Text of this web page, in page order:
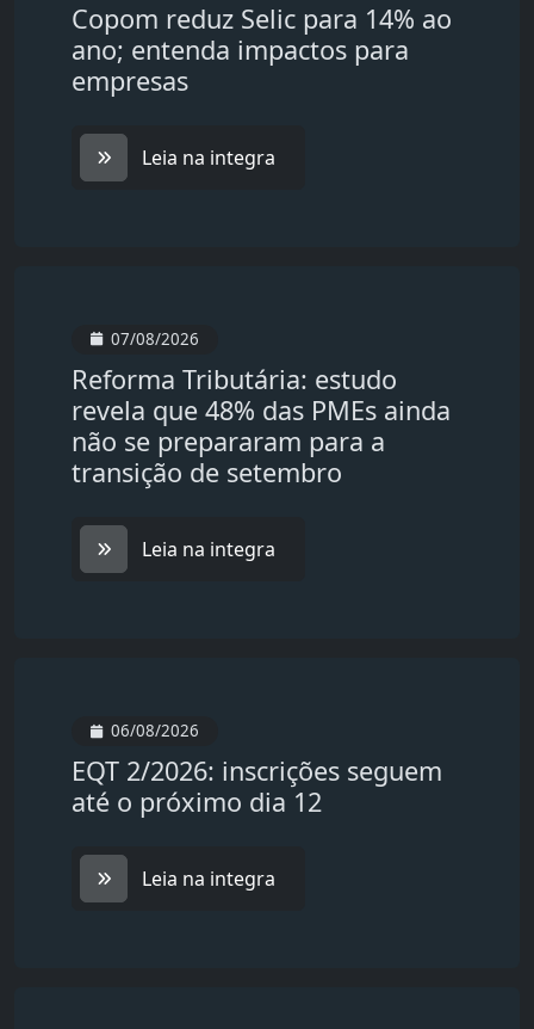
Copom reduz Selic para 14% ao
ano; entenda impactos para
empresas
Leia na integra
07/08/2026
Reforma Tributária: estudo
revela que 48% das PMEs ainda
não se prepararam para a
transição de setembro
Leia na integra
06/08/2026
EQT 2/2026: inscrições seguem
até o próximo dia 12
Leia na integra